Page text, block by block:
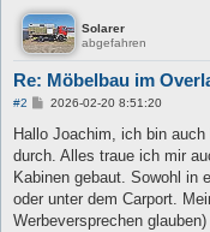
Solarer
abgefahren
Re: Möbelbau im
#2
B
i
r
a
2026-02-20 8:51:20
Hallo Joachim, ich bin
durch. Alles traue ich mir
Kabinen gebaut. Sowohl in
oder unter dem Carport.
Werbeversprechen